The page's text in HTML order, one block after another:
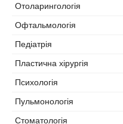
Отоларингологія
Офтальмологія
Педіатрія
Пластична хірургія
Психологія
Пульмонологія
Стоматологія